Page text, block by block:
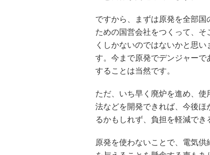
ですから、まずは原発を全部国
ための国営会社をつくって、
くしかないのではないかと思
す。今まで原発でデンジャー
することは当然です。
ただ、いち早く廃炉を進め、
法などを開発できれば、今後ほ
るかもしれず、負担を軽減でき
原発を使わないことで、電気